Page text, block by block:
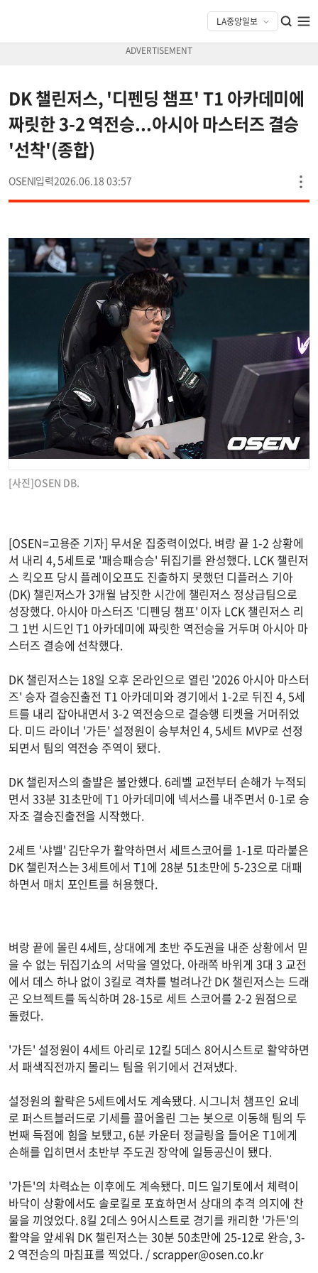
DK 챌린저스, '디펜딩 챔프' T1 아카데미에
짜릿한 3-2 역전승...아시아 마스터즈 결승
'선착'(종합)
OSEN 2026.06.18 03:57
[사진]OSEN DB.
[OSEN=고용준 기자] 무서운 집중력이었다. 벼랑 끝 1-2 상황에
서 내리 4, 5세트로 '패승패승승' 뒤집기를 완성했다. LCK 챌린저
스 킥오프 당시 플레이오프도 진출하지 못했던 디플러스 기아
(DK) 챌린저스가 3개월 남짓한 시간에 챌린저스 정상급팀으로
성장했다. 아시아 마스터즈 '디펜딩 챔프' 이자 LCK 챌린저스 리
그 1번 시드인 T1 아카데미에 짜릿한 역전승을 거두며 아시아 마
스터즈 결승에 선착했다.
DK 챌린저스는 18일 오후 온라인으로 열린 '2026 아시아 마스터
즈' 승자 결승진출전 T1 아카데미와 경기에서 1-2로 뒤진 4, 5세
트를 내리 잡아내면서 3-2 역전승으로 결승행 티켓을 거머쥐었
다. 미드 라이너 '가든' 설정원이 승부처인 4, 5세트 MVP로 선정
되면서 팀의 역전승 주역이 됐다.
DK 챌린저스의 출발은 불안했다. 6레벨 교전부터 손해가 누적되
면서 33분 31초만에 T1 아카데미에 넥서스를 내주면서 0-1로 승
자조 결승진출전을 시작했다.
2세트 '샤벨' 김단우가 활약하면서 세트스코어를 1-1로 따라붙은
DK 챌린저스는 3세트에서 T1에 28분 51초만에 5-23으로 대패
하면서 매치 포인트를 허용했다.
벼랑 끝에 몰린 4세트, 상대에게 초반 주도권을 내준 상황에서 믿
을 수 없는 뒤집기쇼의 서막을 열었다. 아래쪽 바위게 3대 3 교전
에서 데스 하나 없이 3킬로 격차를 벌려나간 DK 챌린저스는 드래
곤 오브젝트를 독식하며 28-15로 세트 스코어를 2-2 원점으로
돌렸다.
'가든' 설정원이 4세트 아리로 12킬 5데스 8어시스트로 활약하면
서 패색직전까지 몰리느 팀을 위기에서 건져냈다.
설정원의 활략은 5세트에서도 계속됐다. 시그니처 챔프인 요네
로 퍼스트블러드로 기세를 끌어올린 그는 봇으로 이동해 팀의 두
번째 득점에 힘을 보탰고, 6분 카운터 정글링을 들어온 T1에게
손해를 입히면서 초반부 주도권 장악에 일등공신이 됐다.
'가든'의 차력쇼는 이후에도 계속됐다. 미드 일기토에서 체력이
바닥이 상황에서도 솔로킬로 포효하면서 상대의 추격 의지에 찬
물을 끼얹었다. 8킬 2데스 9어시스트로 경기를 캐리한 '가든'의
활약을 앞세워 DK 챌린저스는 30분 50초만에 25-12로 완승, 3-
2 역전승의 마침표를 찍었다. / scrapper@osen.co.kr